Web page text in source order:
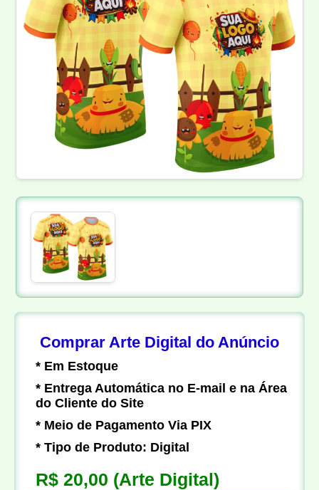
Comprar Arte Digital do Anúncio
* Em Estoque
* Entrega Automática no E-mail e na Área
do Cliente do Site
* Meio de Pagamento Via PIX
* Tipo de Produto: Digital
R$ 20,00 (Arte Digital)